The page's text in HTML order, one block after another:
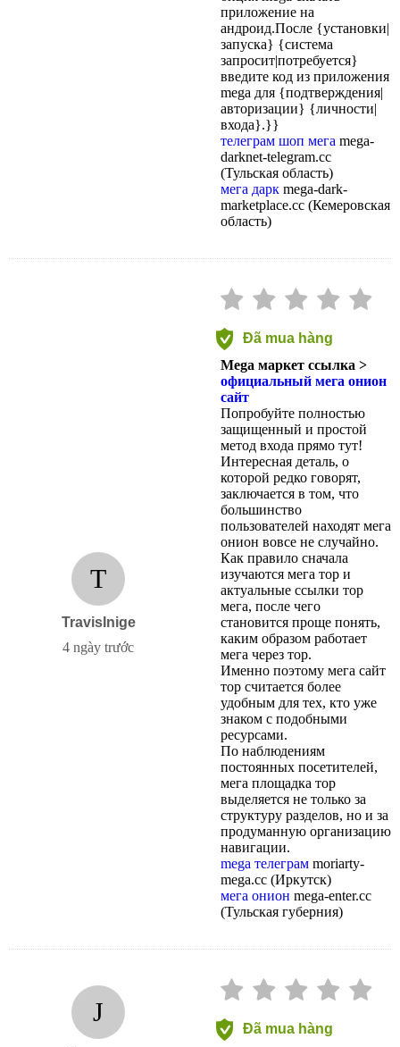
приложение на
андроид.После {установки|
запуска} {система
запросит|потребуется}
введите код из приложения
mega для {подтверждения|
авторизации} {личности|
входа}.}}
телеграм шоп мега mega-
darknet-telegram.cc
(Тульская область)
мега дарк mega-dark-
marketplace.cc (Кемеровская
область)
T
TravisInige
4 ngày trước
Đã mua hàng
Mega маркет ссылка >
официальный мега онион
сайт
Попробуйте полностью
защищенный и простой
метод входа прямо тут!
Интересная деталь, о
которой редко говорят,
заключается в том, что
большинство
пользователей находят мега
онион вовсе не случайно.
Как правило сначала
изучаются мега тор и
актуальные ссылки тор
мега, после чего
становится проще понять,
каким образом работает
мега через тор.
Именно поэтому мега сайт
тор считается более
удобным для тех, кто уже
знаком с подобными
ресурсами.
По наблюдениям
постоянных посетителей,
мега площадка тор
выделяется не только за
структуру разделов, но и за
продуманную организацию
навигации.
mega телеграм moriarty-
mega.cc (Иркутск)
мега онион mega-enter.cc
(Тульская губерния)
J
Đã mua hàng